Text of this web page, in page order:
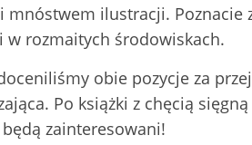
mnóstwem ilustracji. Poznacie
w rozmaitych środowiskach.
obie pozycje za
Po książki z chęcią
zainteresowani!